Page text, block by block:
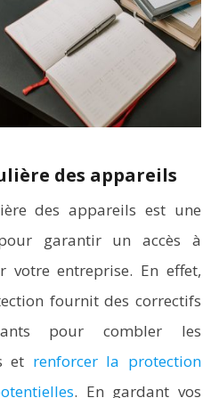
des appareils
des appareils est une
garantir un accès à
votre entreprise. En effet,
fournit des correctifs
pour combler les
et renforcer la protection
. En gardant vos